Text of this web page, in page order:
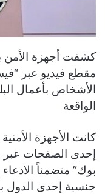
كشفت أجهزة الأمن
مقطع فيديو عبر
الأشخاص بأعمال
الواقعة
كانت الأجهزة
إحدى الصفحات عبر
بوك” متضمناً
جنسية إحدى الدول